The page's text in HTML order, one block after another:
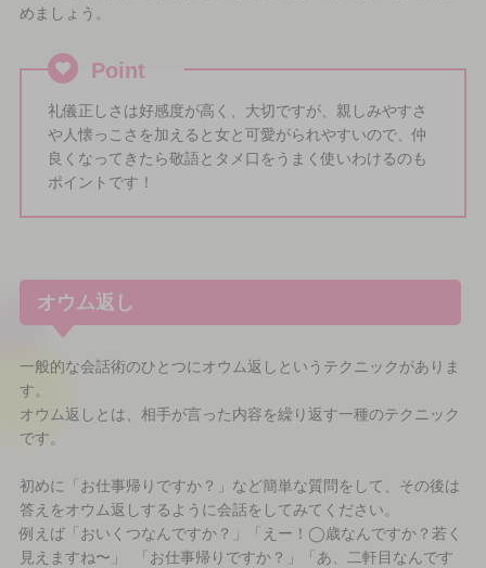
めましょう。
Point
礼儀正しさは好感度が高く、大切ですが、親しみやすさ
や人懐っこさを加えると女と可愛がられやすいので、仲
良くなってきたら敬語とタメ口をうまく使いわけるのも
ポイントです！
オウム返し
一般的な会話術のひとつにオウム返しというテクニックがありま
す。
オウム返しとは、相手が言った内容を繰り返す一種のテクニック
です。
初めに「お仕事帰りですか？」など簡単な質問をして、その後は
答えをオウム返しするように会話をしてみてください。
例えば「おいくつなんですか？」「えー！◯歳なんですか？若く
見えますね〜」 「お仕事帰りですか？」「あ、二軒目なんです